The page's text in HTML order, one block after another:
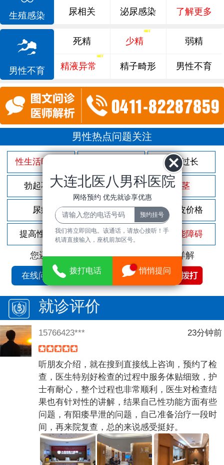
生殖感染 尿相关 泌尿感染 了解更多
男性不育
死精 少精 弱精
精液异常 精子畸形 男性不育
男性热点问题关注
性生活时间短 包皮过长
勃起不坚 尿频尿急 包茎
尿痛 前列腺炎 割包皮价格
提高性功能 龟头敏感 性功能障碍
您还可以拨打免费咨询电话立即为您详解
在线问诊
就诊评价
15766423*** 23分钟前
听朋友介绍，就在搜到直接线上咨询，预约了检
查，医生特别好检查的过程中服务体贴细致，护
士有耐心，整个过程也非常顺利，医生对检查结
果也有针对性的讲解，结果自己性功能方面有些
问题，有阳痿早泄的问题，自己准备治疗一段时
间，再来院复查，总的来说感受挺好。
大连北医八男科医院
网络预约 优先就诊享优惠
我们将立即回电。该通话，请放心接听！手
机请直接输入，座机前加区号。
拨打电话 悄悄提问